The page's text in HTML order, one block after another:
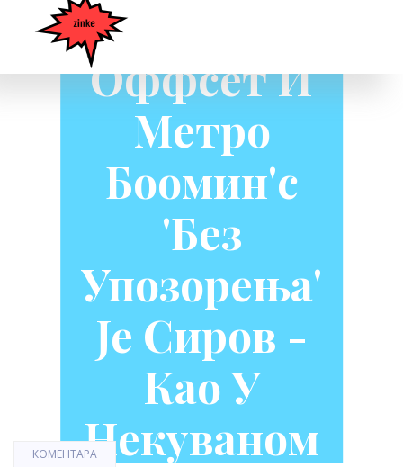
Саваге,
Оффсет И
Метро
Боомин'с
'Без
Упозорења'
Је Сиров -
Као У
Некуваном
КОМЕНТАРА